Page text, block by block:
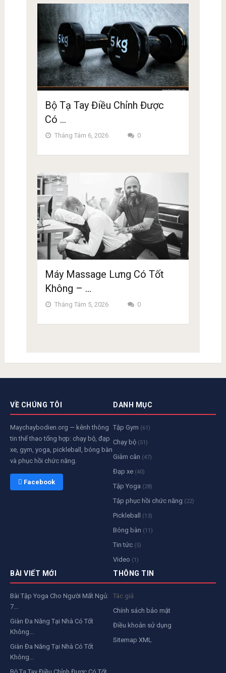
Bộ Tạ Tay Điều Chỉnh Được
Có …
Tháng Tám 6, 2026 0
Máy Massage Lưng Có Tốt
Không – …
Tháng Tám 5, 2026 0
VỀ CHÚNG TÔI
Maychaybodien.org — kênh thông
tin thể thao tổng hợp: chạy bộ, đạp
xe, gym, yoga, pickleball, bóng bàn
và phục hồi chức năng.
 Facebook
DANH MỤC
Tập Gym (61)
Chạy bộ (51)
Giảm cân (47)
Đạp xe (40)
Tập Yoga (28)
Tập phục hồi chức năng (22)
Pickleball (13)
Bóng bàn (11)
Tin tức (5)
Video (1)
BÀI VIẾT MỚI
Bài Tập Yoga Cho Người Mất Ngủ:
7...
Giàn Đa Năng Tại Nhà Có Tốt
Không...
Giàn Đa Năng Tại Nhà Có Tốt
Không...
THÔNG TIN
Tác giả
Chính sách bảo mật
Điều khoản sử dụng
Sitemap XML